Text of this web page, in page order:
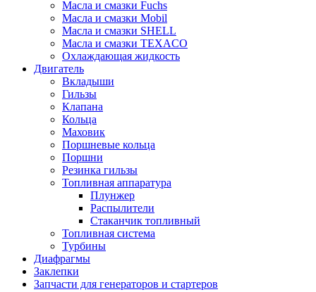
Масла и смазки Fuchs
Масла и смазки Mobil
Масла и смазки SHELL
Масла и смазки TEXACO
Охлаждающая жидкость
Двигатель
Вкладыши
Гильзы
Клапана
Кольца
Маховик
Поршневые кольца
Поршни
Резинка гильзы
Топливная аппаратура
Плунжер
Распылители
Стаканчик топливный
Топливная система
Турбины
Диафрагмы
Заклепки
Запчасти для генераторов и стартеров